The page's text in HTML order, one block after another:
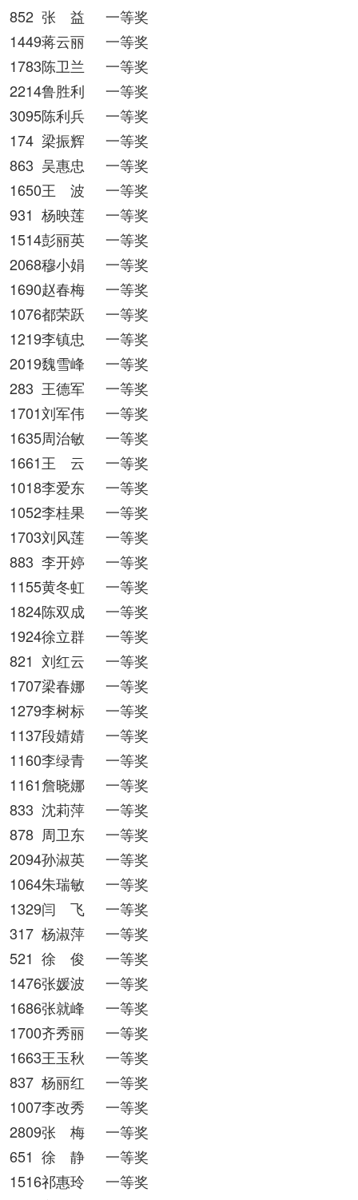
852 张 益
一等奖
1449蒋云丽
一等奖
1783陈卫兰
一等奖
2214鲁胜利
一等奖
3095陈利兵
一等奖
174 梁振辉
一等奖
863 吴惠忠
一等奖
1650王 波
一等奖
931 杨映莲
一等奖
1514彭丽英
一等奖
2068穆小娟
一等奖
1690赵春梅
一等奖
1076都荣跃
一等奖
1219李镇忠
一等奖
2019魏雪峰
一等奖
283 王德军
一等奖
1701刘军伟
一等奖
1635周治敏
一等奖
1661王 云
一等奖
1018李爱东
一等奖
1052李桂果
一等奖
1703刘风莲
一等奖
883 李开婷
一等奖
1155黄冬虹
一等奖
1824陈双成
一等奖
1924徐立群
一等奖
821 刘红云
一等奖
1707梁春娜
一等奖
1279李树标
一等奖
1137段婧婧
一等奖
1160李绿青
一等奖
1161詹晓娜
一等奖
833 沈莉萍
一等奖
878 周卫东
一等奖
2094孙淑英
一等奖
1064朱瑞敏
一等奖
1329闫 飞
一等奖
317 杨淑萍
一等奖
521 徐 俊
一等奖
1476张媛波
一等奖
1686张就峰
一等奖
1700齐秀丽
一等奖
1663王玉秋
一等奖
837 杨丽红
一等奖
1007李改秀
一等奖
2809张 梅
一等奖
651 徐 静
一等奖
1516祁惠玲
一等奖